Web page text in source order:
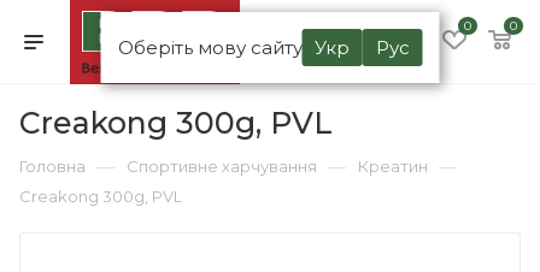
Оберіть мову сайту Укр Рус
0 0
Creakong 300g, PVL
Головна — Спортивне харчування — Креатин —
Creakong 300g, PVL